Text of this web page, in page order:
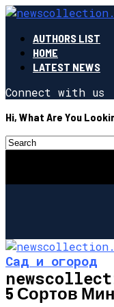
AUTHORS LIST
HOME
LATEST NEWS
Connect with us
Hi, What Are You
Сад и огород
5 Сортов